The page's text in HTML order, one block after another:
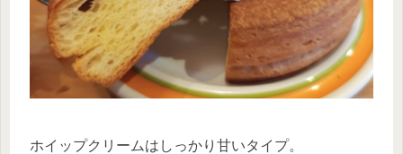
ホイップクリームはしっかり甘いタイプ。